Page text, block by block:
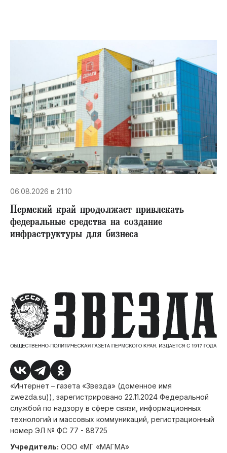
06.08.2026 в 21:10
Пермский край продолжает привлекать
федеральные средства на создание
инфраструктуры для бизнеса
«Интернет – газета «Звезда» (доменное имя
zwezda.su)), зарегистрировано 22.11.2024 Федеральной
службой по надзору в сфере связи, информационных
технологий и массовых коммуникаций, регистрационный
номер ЭЛ № ФС 77 - 88725
Учредитель: ООО «МГ «МАГМА»